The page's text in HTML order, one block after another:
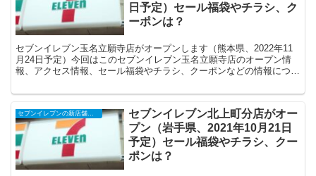
日予定）セール福袋やチラシ、ク
ーポンは？
セブンイレブン玉名立願寺店がオープンします（熊本県、2022年11
月24日予定）今回はこのセブンイレブン玉名立願寺店のオープン情
報、アクセス情報、セール福袋やチラシ、クーポンなどの情報につい
セブンイレブン北上町分店がオー
プン（岩手県、2021年10月21日
予定）セール福袋やチラシ、クー
ポンは？